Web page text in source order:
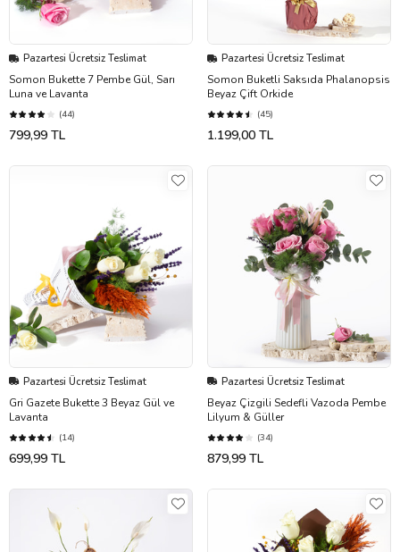
Pazartesi Ücretsiz Teslimat
Somon Bukette 7 Pembe Gül, Sarı
Luna ve Lavanta
(44)
799,99 TL
Pazartesi Ücretsiz Teslimat
Somon Buketli Saksıda Phalanopsis
Beyaz Çift Orkide
(45)
1.199,00 TL
Pazartesi Ücretsiz Teslimat
Gri Gazete Bukette 3 Beyaz Gül ve
Lavanta
(14)
699,99 TL
Pazartesi Ücretsiz Teslimat
Beyaz Çizgili Sedefli Vazoda Pembe
Lilyum & Güller
(34)
879,99 TL